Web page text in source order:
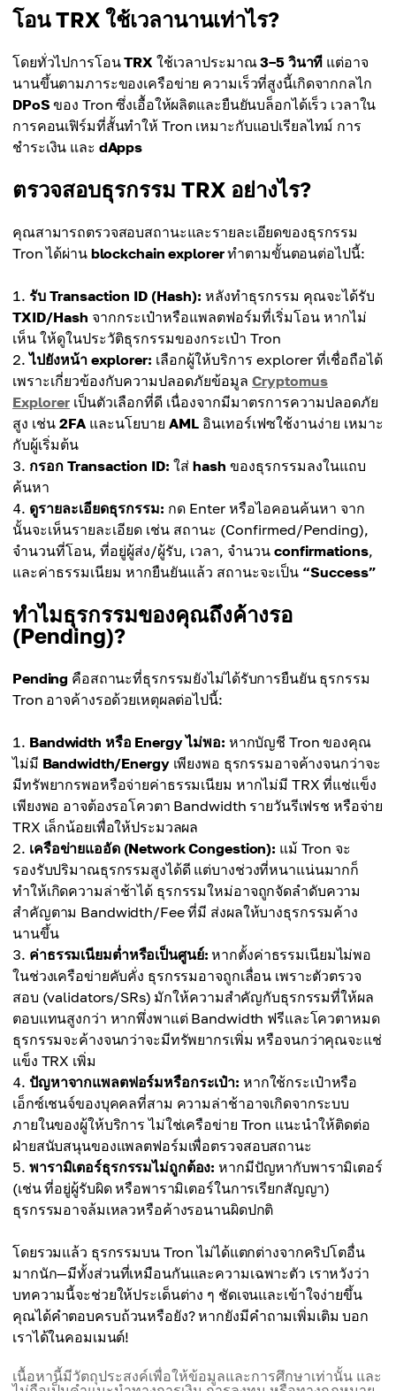
โอน TRX ใช้เวลานานเท่าไร?
โดยทั่วไปการโอนTRX ใช้เวลาประมาณ3–5 วินาที แต่อาจ
นานขึ้นตามภาระของเครือข่าย ความเร็วที่สูงนี้เกิดจากกลไก
DPoS ของ Tron ซึ่งเอื้อให้ผลิตและยืนยันบล็อกได้เร็ว เวลาใน
การคอนเฟิร์มที่สั้นทำให้ Tron เหมาะกับแอปเรียลไทม์ การ
ชำระเงิน และ dApps
ตรวจสอบธุรกรรม TRX อย่างไร?
คุณสามารถตรวจสอบสถานะและรายละเอียดของธุรกรรม
Tron ได้ผ่าน blockchain explorerทำตามขั้นตอนต่อไปนี้:
รับ Transaction ID (Hash): หลังทำธุรกรรม คุณจะได้รับ
TXID/Hash จากกระเป๋าหรือแพลตฟอร์มที่เริ่มโอน หากไม่
เห็น ให้ดูในประวัติธุรกรรมของกระเป๋า Tron
ไปยังหน้า explorer: เลือกผู้ให้บริการ explorer ที่เชื่อถือได้
เพราะเกี่ยวข้องกับความปลอดภัยข้อมูล Cryptomus
Explorer เป็นตัวเลือกที่ดี เนื่องจากมีมาตรการความปลอดภัย
สูง เช่น 2FA และนโยบาย AML อินเทอร์เฟซใช้งานง่าย เหมาะ
กับผู้เริ่มต้น
กรอก Transaction ID: ใส่ hash ของธุรกรรมลงในแถบ
ค้นหา
ดูรายละเอียดธุรกรรม: กด Enter หรือไอคอนค้นหา จาก
นั้นจะเห็นรายละเอียด เช่น สถานะ (Confirmed/Pending),
จำนวนที่โอน, ที่อยู่ผู้ส่ง/ผู้รับ, เวลา, จำนวน confirmations,
และค่าธรรมเนียม หากยืนยันแล้ว สถานะจะเป็น “Success”
ทำไมธุรกรรมของคุณถึงค้างรอ
(Pending)?
Pending คือสถานะที่ธุรกรรมยังไม่ได้รับการยืนยัน ธุรกรรม
Tron อาจค้างรอด้วยเหตุผลต่อไปนี้:
Bandwidth หรือ Energy ไม่พอ: หากบัญชี Tron ของคุณ
ไม่มี Bandwidth/Energyเพียงพอ ธุรกรรมอาจค้างจนกว่าจะ
มีทรัพยากรพอหรือจ่ายค่าธรรมเนียม หากไม่มี TRX ที่แช่แข็ง
เพียงพอ อาจต้องรอโควตา Bandwidth รายวันรีเฟรช หรือจ่าย
TRX เล็กน้อยเพื่อให้ประมวลผล
เครือข่ายแออัด (Network Congestion): แม้ Tron จะ
รองรับปริมาณธุรกรรมสูงได้ดี แต่บางช่วงที่หนาแน่นมากก็
ทำให้เกิดความล่าช้าได้ ธุรกรรมใหม่อาจถูกจัดลำดับความ
สำคัญตาม Bandwidth/Fee ที่มี ส่งผลให้บางธุรกรรมค้าง
นานขึ้น
ค่าธรรมเนียมต่ำหรือเป็นศูนย์: หากตั้งค่าธรรมเนียมไม่พอ
ในช่วงเครือข่ายคับคั่ง ธุรกรรมอาจถูกเลื่อน เพราะตัวตรวจ
สอบ (validators/SRs) มักให้ความสำคัญกับธุรกรรมที่ให้ผล
ตอบแทนสูงกว่า หากพึ่งพาแต่ Bandwidth ฟรีและโควตาหมด
ธุรกรรมจะค้างจนกว่าจะมีทรัพยากรเพิ่ม หรือจนกว่าคุณจะแช่
แข็ง TRX เพิ่ม
ปัญหาจากแพลตฟอร์มหรือกระเป๋า: หากใช้กระเป๋าหรือ
เอ็กซ์เชนจ์ของบุคคลที่สาม ความล่าช้าอาจเกิดจากระบบ
ภายในของผู้ให้บริการ ไม่ใช่เครือข่าย Tron แนะนำให้ติดต่อ
ฝ่ายสนับสนุนของแพลตฟอร์มเพื่อตรวจสอบสถานะ
พารามิเตอร์ธุรกรรมไม่ถูกต้อง: หากมีปัญหากับพารามิเตอร์
(เช่น ที่อยู่ผู้รับผิด หรือพารามิเตอร์ในการเรียกสัญญา)
ธุรกรรมอาจล้มเหลวหรือค้างรอนานผิดปกติ
โดยรวมแล้ว ธุรกรรมบน Tron ไม่ได้แตกต่างจากคริปโตอื่น
มากนัก—มีทั้งส่วนที่เหมือนกันและความเฉพาะตัว เราหวังว่า
บทความนี้จะช่วยให้ประเด็นต่าง ๆ ชัดเจนและเข้าใจง่ายขึ้น
คุณได้คำตอบครบถ้วนหรือยัง? หากยังมีคำถามเพิ่มเติม บอก
เราได้ในคอมเมนต์!
เนื้อหานี้มีวัตถุประสงค์เพื่อให้ข้อมูลและการศึกษาเท่านั้น และ